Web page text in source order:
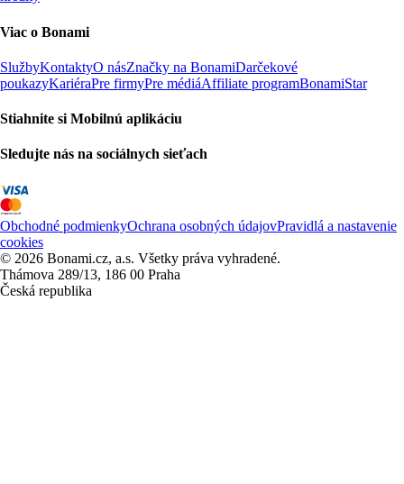
Viac o Bonami
SlužbyKontaktyO násZnačky na BonamiDarčekové
poukazyKariéraPre firmyPre médiáAffiliate programBonamiStar
Stiahnite si Mobilnú aplikáciu
Sledujte nás na sociálnych sieťach
Obchodné podmienkyOchrana osobných údajovPravidlá a nastavenie
cookies
© 2026 Bonami.cz, a.s. Všetky práva vyhradené.
Thámova 289/13, 186 00 Praha
Česká republika